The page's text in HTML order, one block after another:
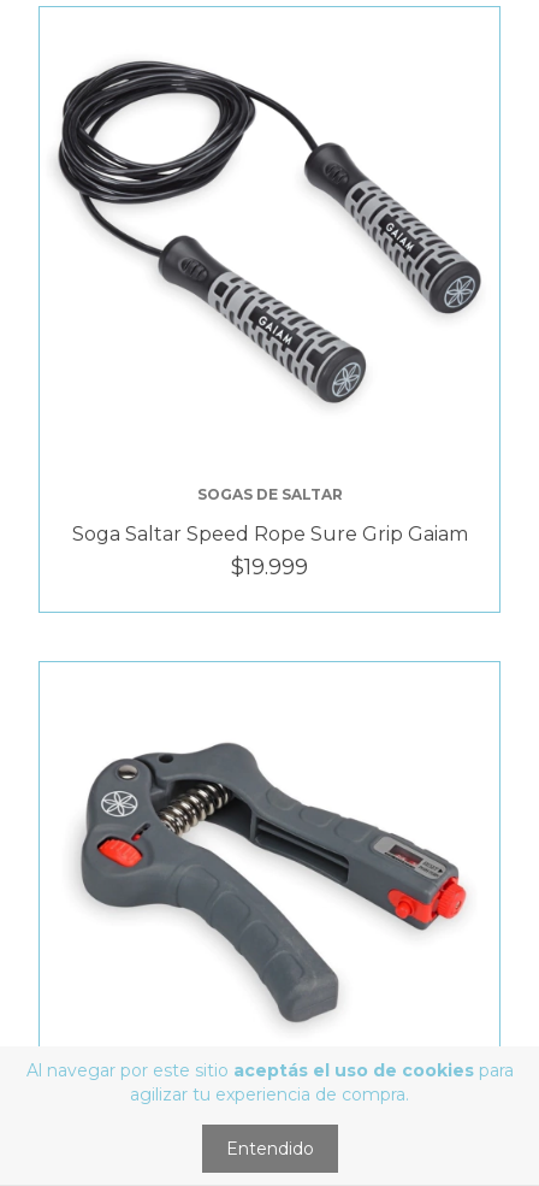
Al navegar por este sitio aceptás el uso de cookiespara
agilizar tu experiencia de compra.
Entendido
SOGAS DE SALTAR
Soga Saltar Speed Rope Sure Grip Gaiam
$19.999
EJERCITADORES DE HOMBROS, BRAZOS Y MANOS